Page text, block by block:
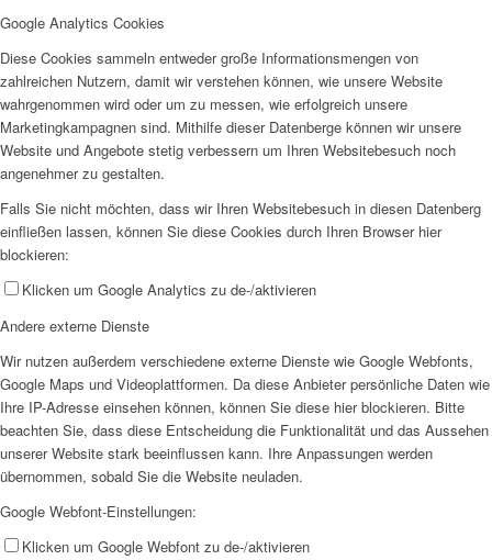
Google Analytics Cookies
Diese Cookies sammeln entweder große Informationsmengen von
zahlreichen Nutzern, damit wir verstehen können, wie unsere Website
wahrgenommen wird oder um zu messen, wie erfolgreich unsere
Marketingkampagnen sind. Mithilfe dieser Datenberge können wir unsere
Website und Angebote stetig verbessern um Ihren Websitebesuch noch
angenehmer zu gestalten.
Falls Sie nicht möchten, dass wir Ihren Websitebesuch in diesen Datenberg
einfließen lassen, können Sie diese Cookies durch Ihren Browser hier
blockieren:
Klicken um Google Analytics zu de-/aktivieren
Andere externe Dienste
Wir nutzen außerdem verschiedene externe Dienste wie Google Webfonts,
Google Maps und Videoplattformen. Da diese Anbieter persönliche Daten wie
Ihre IP-Adresse einsehen können, können Sie diese hier blockieren. Bitte
beachten Sie, dass diese Entscheidung die Funktionalität und das Aussehen
unserer Website stark beeinflussen kann. Ihre Anpassungen werden
übernommen, sobald Sie die Website neuladen.
Google Webfont-Einstellungen:
Klicken um Google Webfont zu de-/aktivieren